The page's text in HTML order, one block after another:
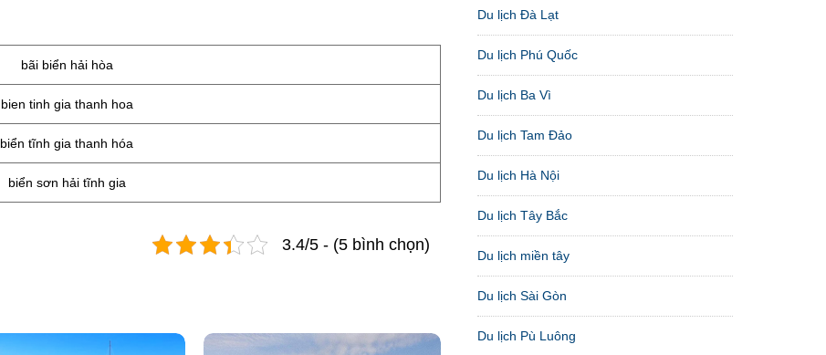
bãi biển hải hòa
bien tinh gia thanh hoa
biển tĩnh gia thanh hóa
biển sơn hải tĩnh gia
3.4/5 - (5 bình chọn)
Du lịch Đà Lạt
Du lịch Phú Quốc
Du lịch Ba Vì
Du lịch Tam Đảo
Du lịch Hà Nội
Du lịch Tây Bắc
Du lịch miền tây
Du lịch Sài Gòn
Du lịch Pù Luông